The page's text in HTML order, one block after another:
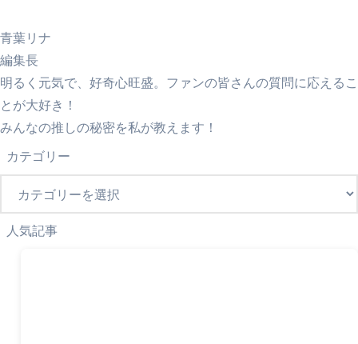
青葉リナ
編集長
明るく元気で、好奇心旺盛。ファンの皆さんの質問に応えるこ
とが大好き！
みんなの推しの秘密を私が教えます！
カテゴリー
ゴ人気記事